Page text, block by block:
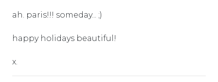
ah. paris!!! someday... ;)
happy holidays beautiful!
x.